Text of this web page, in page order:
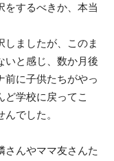
をするべきか、本当
ましたが、このま
いと感じ、数か月後
前に子供たちがやっ
ど学校に戻ってこ
でした。
さんやママ友さんた